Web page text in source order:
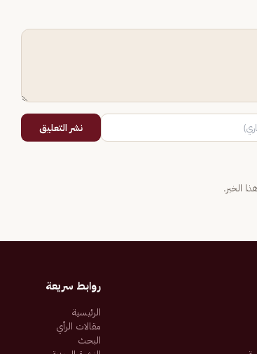
نشر التعليق
الخبر.
روابط سريعة
الرئيسية
مقالات الرأي
البحث